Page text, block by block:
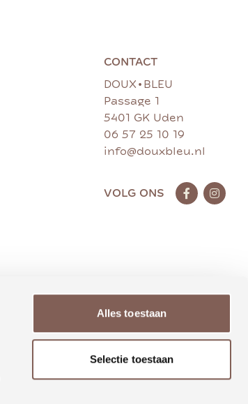
Alles toestaan
Selectie toestaan
CONTACT
DOUX • BLEU
Passage 1
5401 GK Uden
06 57 25 10 19
info@douxbleu.nl
VOLG ONS